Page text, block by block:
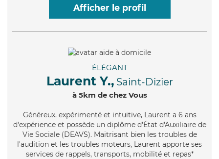
Afficher le profil
ÉLÉGANT
Laurent Y., Saint-Dizier
à 5km de chez Vous
Généreux, expérimenté et intuitive, Laurent a 6 ans
d'expérience et possède un diplôme d'État d'Auxiliaire de
Vie Sociale (DEAVS). Maitrisant bien les troubles de
l'audition et les troubles moteurs, Laurent apporte ses
services de rappels, transports, mobilité et repas*